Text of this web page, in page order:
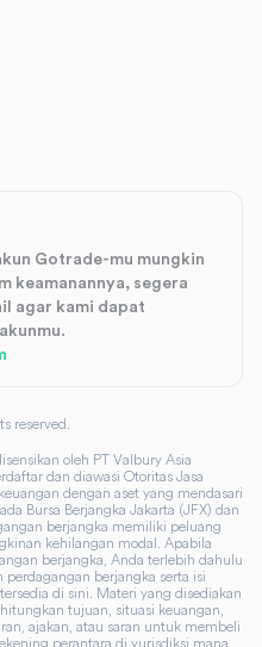
Gotrade-mu mungkin
keamanannya, segera
agar kami dapat
reserved.
oleh PT Valbury Asia
dan diawasi Otoritas Jasa
dengan aset yang mendasari
Bursa Berjangka Jakarta (JFX) dan
berjangka memiliki peluang
kehilangan modal. Apabila
berjangka, Anda terlebih dahulu
berjangka serta isi
di sini. Materi yang disediakan
tujuan, situasi keuangan,
ajakan, atau saran untuk membeli
perantara di yurisdiksi mana